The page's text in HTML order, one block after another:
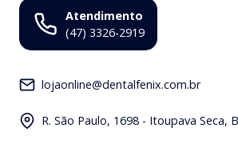
Atendimento
(47) 3326-2919
lojaonline@dentalfenix.com.br
R. São Paulo, 1698 - Itoupava Seca,